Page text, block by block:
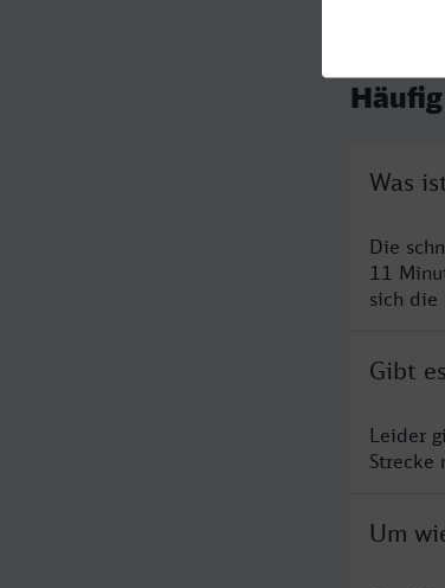
Was
Die
11
sich die
Gibt
Leider
Strecke
Um